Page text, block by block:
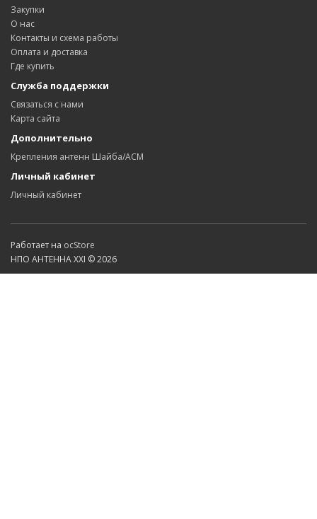
Закупки
О нас
Контакты и схема работы
Оплата и доставка
Где купить
Служба поддержки
Связаться с нами
Карта сайта
Дополнительно
Крепления антенн Шайба/АСМ
Личный кабинет
Личный кабинет
Работает на ocStore
НПО АНТЕННА XXI © 2026